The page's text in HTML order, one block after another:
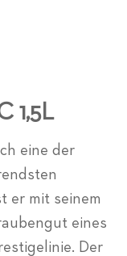
1,5L
eine der
er mit seinem
eines
Der